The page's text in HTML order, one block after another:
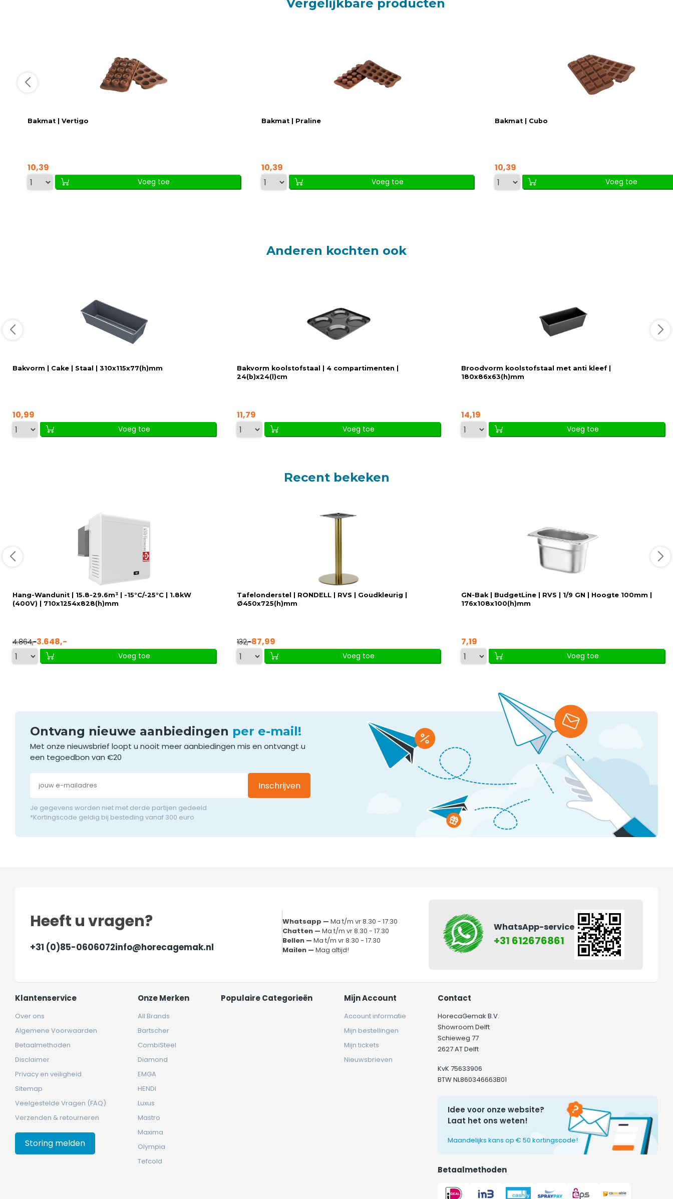
Vergelijkbare producten
Bakmat | Vertigo
10,39
Voeg toe
Bakmat | Praline
10,39
Voeg toe
Bakmat | Cubo
10,39
Voeg toe
Anderen kochten ook
Bakvorm | Cake | Staal | 310x115x77(h)mm
10,99
Voeg toe
Bakvorm koolstofstaal | 4 compartimenten |
24(b)x24(l)cm
11,79
Voeg toe
Broodvorm koolstofstaal met anti kleef |
180x86x63(h)mm
14,19
Voeg toe
Recent bekeken
Hang-Wandunit | 15.8-29.6m³ | -15°C/-25°C | 1.8kW
(400V) | 710x1254x828(h)mm
4.864,-3.648,-
Voeg toe
Tafelonderstel | RONDELL | RVS | Goudkleurig |
Ø450x725(h)mm
132,-87,99
Voeg toe
GN-Bak | BudgetLine | RVS | 1/9 GN | Hoogte 100mm |
176x108x100(h)mm
7,19
Voeg toe
Ontvang nieuwe aanbiedingen per e-mail!
Met onze nieuwsbrief loopt u nooit meer aanbiedingen mis en ontvangt u
een tegoedbon van €20
Inschrijven
Je gegevens worden niet met derde partijen gedeeld
*Kortingscode geldig bij besteding vanaf 300 euro
Heeft u vragen?
+31 (0)85-0606072info@horecagemak.nl
Whatsapp —Ma t/m vr 8.30 - 17.30
Chatten —Ma t/m vr 8.30 - 17.30
Bellen —Ma t/m vr 8.30 - 17.30
Mailen —Mag altijd!
WhatsApp-service
+31 612676861
Klantenservice
Over ons
Algemene Voorwaarden
Betaalmethoden
Disclaimer
Privacy en veiligheid
Sitemap
Veelgestelde Vragen (FAQ)
Verzenden & retourneren
Storing melden
Onze Merken
All Brands
Bartscher
CombiSteel
Diamond
EMGA
HENDI
Luxus
Mastro
Maxima
Olympia
Tefcold
Populaire Categorieën Mijn Account
Account informatie
Mijn bestellingen
Mijn tickets
Nieuwsbrieven
Contact
HorecaGemak B.V.
Showroom Delft
Schieweg 77
2627 AT Delft
KvK 75633906
BTW NL860346663B01
Idee voor onze website?
Laat het ons weten!
Maandelijks kans op € 50 kortingscode!
Betaalmethoden